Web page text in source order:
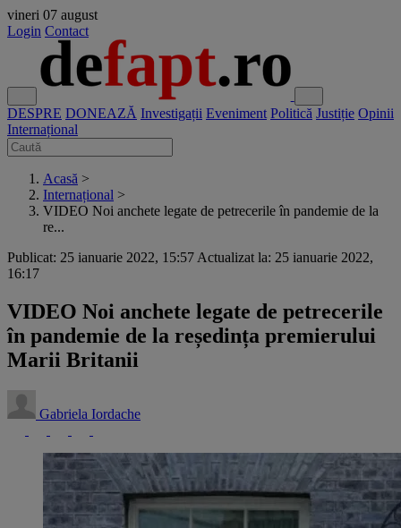
vineri 07 august
Login Contact
DESPRE DONEAZĂ Investigații Eveniment Politică Justiție Opinii
Internațional
Acasă >
Internațional >
VIDEO Noi anchete legate de petrecerile în pandemie de la
re...
Publicat: 25 ianuarie 2022, 15:57 Actualizat la: 25 ianuarie 2022,
16:17
VIDEO Noi anchete legate de petrecerile
în pandemie de la reședința premierului
Marii Britanii
Gabriela Iordache